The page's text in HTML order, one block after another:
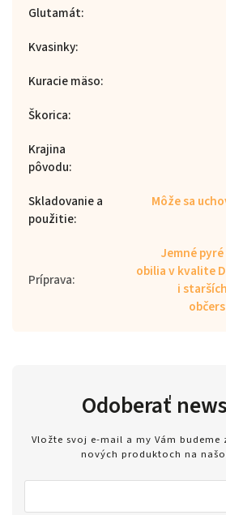
Glutamát:
Kvasinky:
Kuracie mäso:
Škorica:
Krajina
pôvodu:
Skladovanie a
použitie:
Môže sa
Príprava:
Jemné
obilia v kvalite
i
Odoberať
Vložte svoj e-mail a my Vám
nových produktoch na